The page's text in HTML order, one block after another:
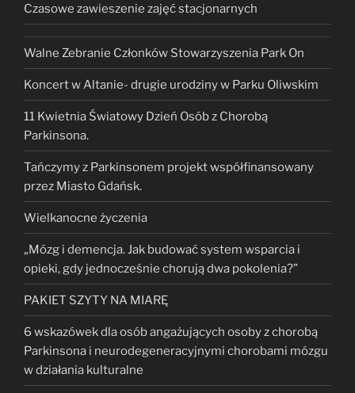
Czasowe zawieszenie zajęć stacjonarnych
Walne Zebranie Członków Stowarzyszenia Park On
Koncert w Altanie- drugie urodziny w Parku Oliwskim
11 Kwietnia Światowy Dzień Osób z Chorobą
Parkinsona.
Tańczymy z Parkinsonem projekt współfinansowany
przez Miasto Gdańsk.
Wielkanocne życzenia
„Mózg i demencja. Jak budować system wsparcia i
opieki, gdy jednocześnie chorują dwa pokolenia?”
PAKIET SZYTY NA MIARĘ
6 wskazówek dla osób angażujących osoby z chorobą
Parkinsona i neurodegeneracyjnymi chorobami mózgu
w działania kulturalne